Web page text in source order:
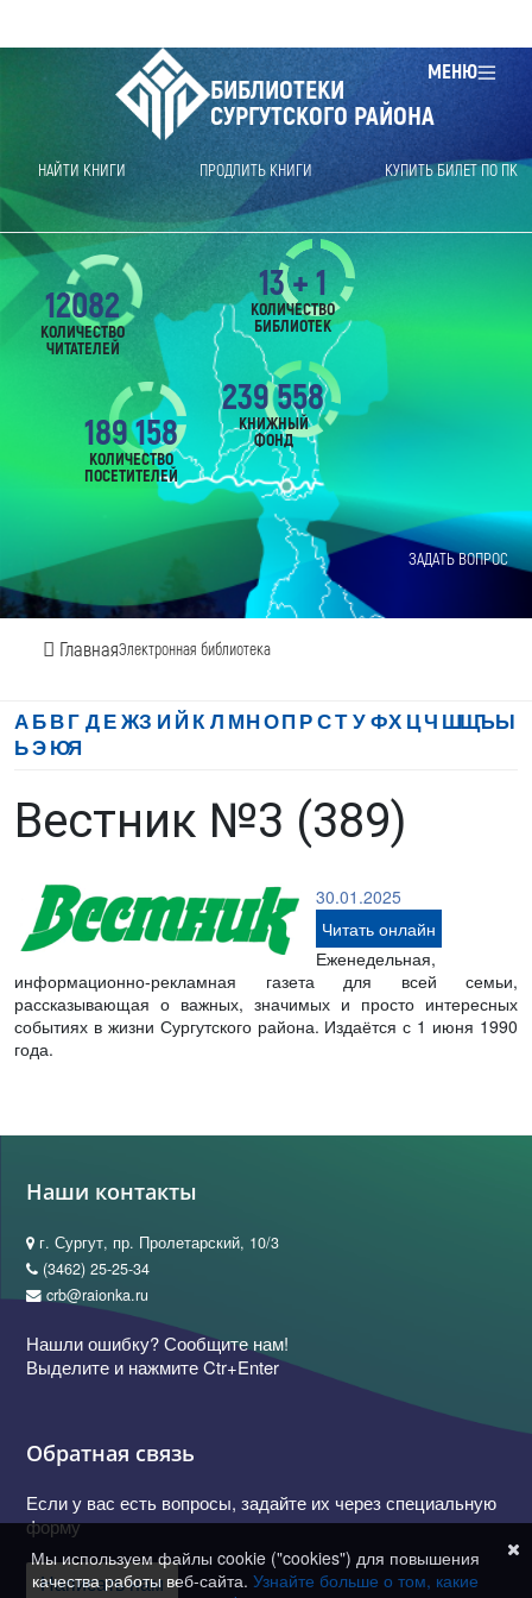
МЕНЮ
БИБЛИОТЕКИ
СУРГУТСКОГО РАЙОНА
НАЙТИ КНИГИ ПРОДЛИТЬ КНИГИ КУПИТЬ БИЛЕТ ПО ПК
ЗАДАТЬ ВОПРОС
ГлавнаяЭлектронная библиотека
12082
КОЛИЧЕСТВО
ЧИТАТЕЛЕЙ
189 158
КОЛИЧЕСТВО
ПОСЕТИТЕЛЕЙ
239 558
КНИЖНЫЙ
ФОНД
13 + 1
КОЛИЧЕСТВО
БИБЛИОТЕК
АБВГ ДЕЖЗ И Й К Л МНОП РСТ УФХ ЦЧ ШЩЪЫ
ЬЭЮЯ
Вестник №3 (389)
30.01.2025
Читать онлайн
Еженедельная,
информационно-рекламная газета для всей семьи,
рассказывающая о важных, значимых и просто интересных
событиях в жизни Сургутского района. Издаётся с 1 июня 1990
года.
Наши контакты
г. Сургут, пр. Пролетарский, 10/3
(3462) 25-25-34
crb@raionka.ru
Нашли ошибку? Сообщите нам!
Выделите и нажмите Ctr+Enter
Обратная связь
Если у вас есть вопросы, задайте их через специальную
форму
Написать нам
Мы используем файлы cookie ("cookies") для повышения
качества работы веб-сайта. Узнайте больше о том, какие